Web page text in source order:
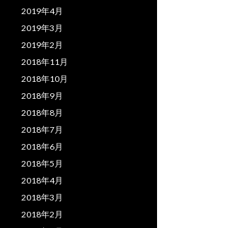
2019年4月
2019年3月
2019年2月
2018年11月
2018年10月
2018年9月
2018年8月
2018年7月
2018年6月
2018年5月
2018年4月
2018年3月
2018年2月